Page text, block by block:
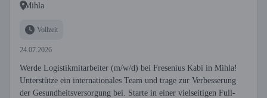
Mihla
Vollzeit
24.07.2026
Werde Logistikmitarbeiter (m/w/d) bei Fresenius Kabi in Mihla!
Unterstütze ein internationales Team und trage zur Verbesserung
der Gesundheitsversorgung bei. Starte in einer vielseitigen Full-